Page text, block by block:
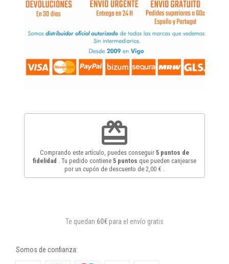
redeem
Comprando este artículo, puedes conseguir 5 puntos de
fidelidad
. Tu pedido contiene 5 puntos que pueden canjearse
por un cupón de descuento de 2,00 €
Te quedan 60€ para el envío gratis
Somos de confianza: